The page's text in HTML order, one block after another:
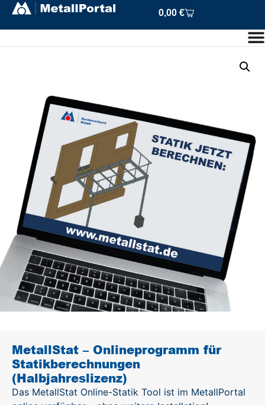
0,00 €
MetallStat – Onlineprogramm für
Statikberechnungen
(Halbjahreslizenz)
Das MetallStat Online-Statik Tool ist im MetallPortal